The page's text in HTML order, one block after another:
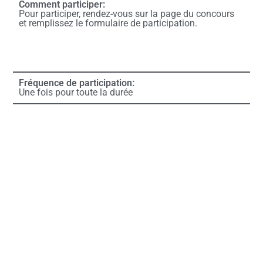
Comment participer:
Pour participer, rendez-vous sur la page du concours
et remplissez le formulaire de participation.
Fréquence de participation:
Une fois pour toute la durée